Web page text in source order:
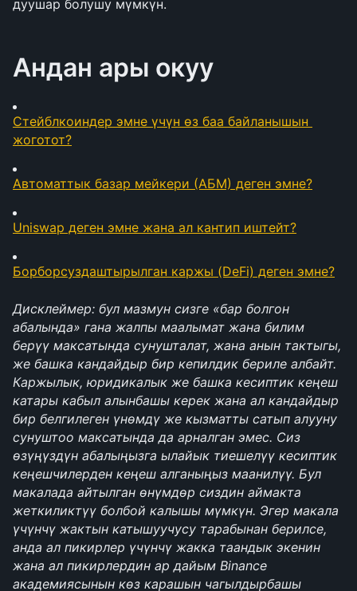
дуушар болушу мүмкүн.
Андан ары окуу
Стейблкоиндер эмне үчүн өз баа байланышын
жоготот?
Автоматтык базар мейкери (АБМ) деген эмне?
Uniswap деген эмне жана ал кантип иштейт?
Борборсуздаштырылган каржы (DeFi) деген эмне?
Дисклеймер: бул мазмун сизге «бар болгон
абалында» гана жалпы маалымат жана билим
берүү максатында сунушталат, жана анын тактыгы,
же башка кандайдыр бир кепилдик бериле албайт.
Каржылык, юридикалык же башка кесиптик кеңеш
катары кабыл алынбашы керек жана ал кандайдыр
бир белгилеген үнөмдү же кызматты сатып алууну
сунуштоо максатында да арналган эмес. Сиз
өзүңүздүн абалыңызга ылайык тиешелүү кесиптик
кеңешчилерден кеңеш алганыңыз маанилүү. Бул
макалада айтылган өнүмдөр сиздин аймакта
жеткиликтүү болбой калышы мүмкүн. Эгер макала
үчүнчү жактын катышуучусу тарабынан берилсе,
анда ал пикирлер үчүнчү жакка таандык экенин
жана ал пикирлердин ар дайым Binance
академиясынын көз карашын чагылдырбашы